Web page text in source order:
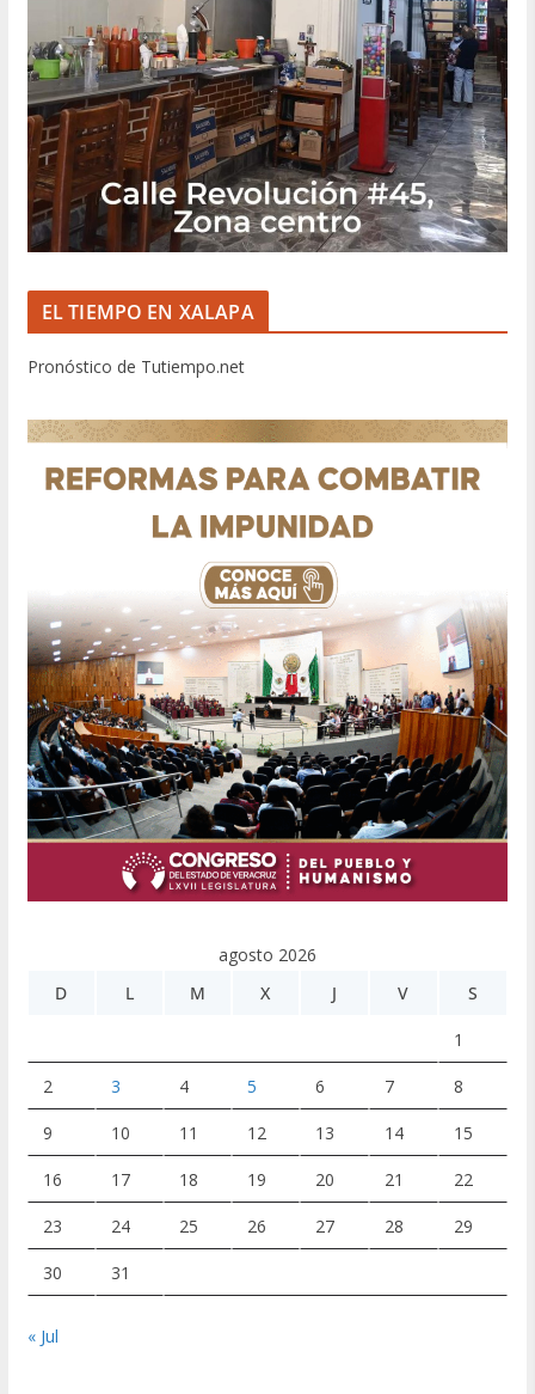
EL TIEMPO EN XALAPA
Pronóstico de Tutiempo.net
agosto 2026
D
L M X J V S
1
2 3 4 5 6 7 8
9 10 11 12 13 14 15
16 17 18 19 20 21 22
23 24 25 26 27 28 29
30 31
« Jul